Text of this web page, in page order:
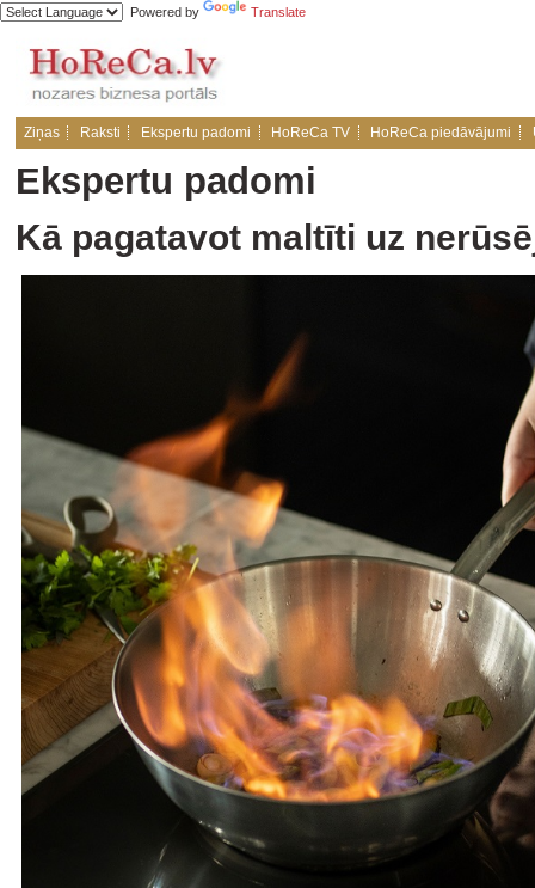
Powered by Translate
Ziņas Raksti Ekspertu padomi HoReCa TV HoReCa piedāvājumi
Ekspertu padomi
Kā pagatavot maltīti uz